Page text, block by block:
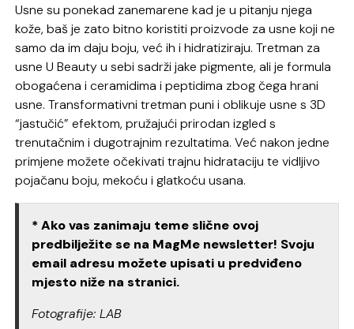
Usne su ponekad zanemarene kad je u pitanju njega
kože, baš je zato bitno koristiti proizvode za usne koji ne
samo da im daju boju, već ih i hidratiziraju. Tretman za
usne U Beauty u sebi sadrži jake pigmente, ali je formula
obogaćena i ceramidima i peptidima zbog čega hrani
usne. Transformativni tretman puni i oblikuje usne s 3D
“jastučić” efektom, pružajući prirodan izgled s
trenutačnim i dugotrajnim rezultatima. Već nakon jedne
primjene možete očekivati trajnu hidrataciju te vidljivo
pojačanu boju, mekoću i glatkoću usana.
* Ako vas zanimaju teme slične ovoj
predbilježite se na MagMe newsletter! Svoju
email adresu možete upisati u predviđeno
mjesto niže na stranici.
Fotografije: LAB